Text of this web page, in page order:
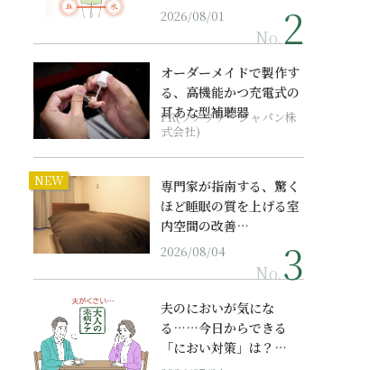
2026/08/01
No.
オーダーメイドで製作す
る、高機能かつ充電式の
耳あな型補聴器
PR(ソノヴァ・ジャパン株
式会社)
NEW
専門家が指南する、驚く
ほど睡眠の質を上げる室
内空間の改善…
2026/08/04
No.
夫のにおいが気にな
る……今日からできる
「におい対策」は？…